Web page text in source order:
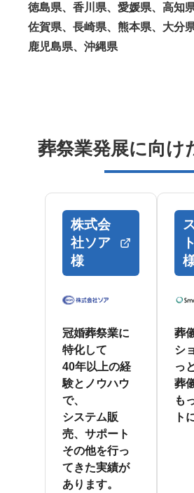
徳島県、香川県、愛媛県、高知
佐賀県、長崎県、熊本県、大分
鹿児島県、沖縄県
葬祭業発展に向け
株式会
社ソア
様
冠婚葬祭業に
特化して
40年以上の経
験とノウハウ
で、
システム販
売、サポート
その他を行っ
てきた実績が
あります。
葬
シ
っ
葬
も
ト